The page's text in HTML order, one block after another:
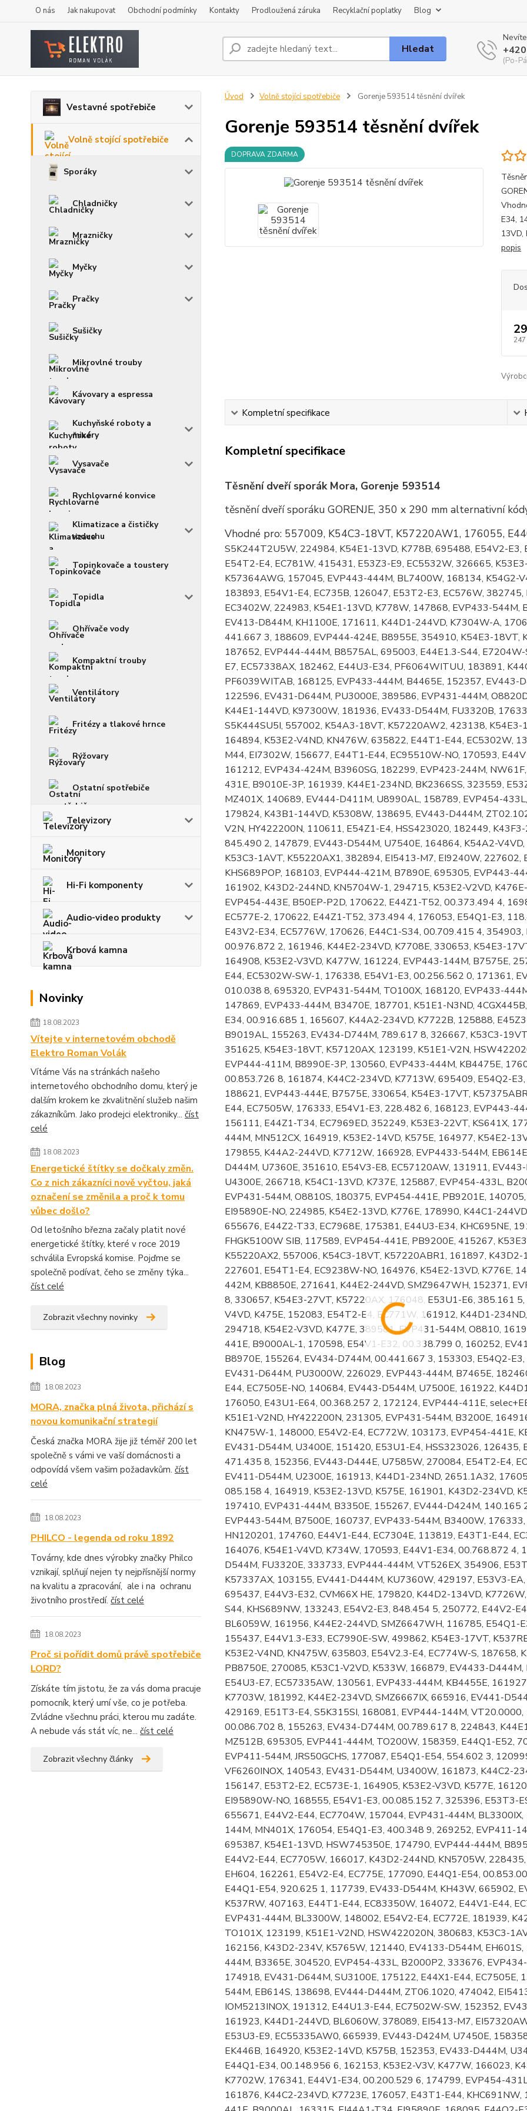
O nás Jak nakupovat Obchodní podmínky Kontakty Prodloužená záruka Recyklační poplatky Blog
Hledat
(Po-
Vestavné spotřebiče
Volně stojící spotřebiče
Sporáky
Chladničky
Mrazničky
Myčky
Pračky
Sušičky
Mikrovlné trouby
Kávovary a espressa
Kuchyňské roboty a
mixéry
Vysavače
Rychlovarné konvice
Klimatizace a čističky
vzduchu
Topinkovače a toustery
Topidla
Ohřívače vody
Kompaktní trouby
Ventilátory
Fritézy a tlakové hrnce
Rýžovary
Ostatní spotřebiče
Televizory
Monitory
Hi-Fi komponenty
Audio-video produkty
Krbová kamna
Novinky
18.08.2023
Vítejte v internetovém obchodě
Elektro Roman Volák
Vítáme Vás na stránkách našeho
internetového obchodního domu, který je
dalším krokem ke zkvalitnění služeb našim
zákazníkům. Jako prodejci elektroniky... číst
celé
18.08.2023
Energetické štítky se dočkaly změn.
Co z nich zákazníci nově vyčtou, jaká
označení se změnila a proč k tomu
vůbec došlo?
Od letošního března začaly platit nové
energetické štítky, které v roce 2019
schválila Evropská komise. Pojďme se
společně podívat, čeho se změny týka...
číst celé
Zobrazit všechny novinky
Blog
18.08.2023
MORA, značka plná života, přichází s
novou komunikační strategií
Česká značka MORA žije již téměř 200 let
společně s vámi ve vaší domácnosti a
odpovídá všem vašim požadavkům. číst
celé
18.08.2023
PHILCO - legenda od roku 1892
Továrny, kde dnes výrobky značky Philco
vznikají, splňují nejen ty nejpřísnější normy
na kvalitu a zpracování, ale i na ochranu
životního prostředí. číst celé
18.08.2023
Proč si pořídit domů právě spotřebiče
LORD?
Získáte tím jistotu, že za vás doma pracuje
pomocník, který umí vše, co je potřeba.
Zvládne všechnu práci, kterou mu zadáte.
A nebude vás stát víc, ne... číst celé
Zobrazit všechny články
Úvod Volně stojící spotřebiče Gorenje 593514 těsnění dvířek
Gorenje 593514 těsnění dvířek
DOPRAVA ZDARMA
E34,
13VD,
popis
247
Kompletní specifikace
Kompletní specifikace
Těsnění dveří sporák Mora, Gorenje 593514
těsnění dveří sporáku GORENJE, 350 x 290 mm alternativní
Vhodné pro: 557009, K54C3-18VT, K57220AW1, 176055,